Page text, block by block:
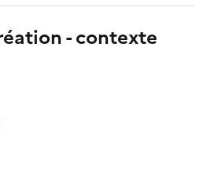
- contexte